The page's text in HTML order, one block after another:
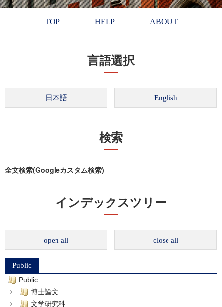
TOP HELP ABOUT
言語選択
検索
全文検索(Googleカスタム検索)
インデックスツリー
open all close all
Public
Public
博士論文
文学研究科